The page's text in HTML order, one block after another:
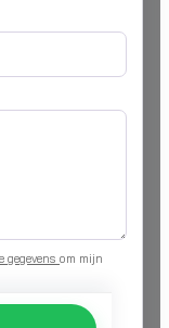
gegevens om mijn